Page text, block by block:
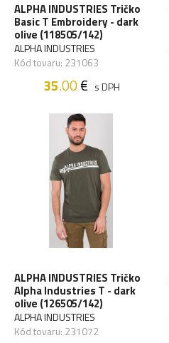
ALPHA INDUSTRIES Tričko
Basic T Embroidery - dark
olive (118505/142)
ALPHA INDUSTRIES
Kód tovaru: 231063
35.00€ s DPH
ALPHA INDUSTRIES Tričko
Alpha Industries T - dark
olive (126505/142)
ALPHA INDUSTRIES
Kód tovaru: 231072